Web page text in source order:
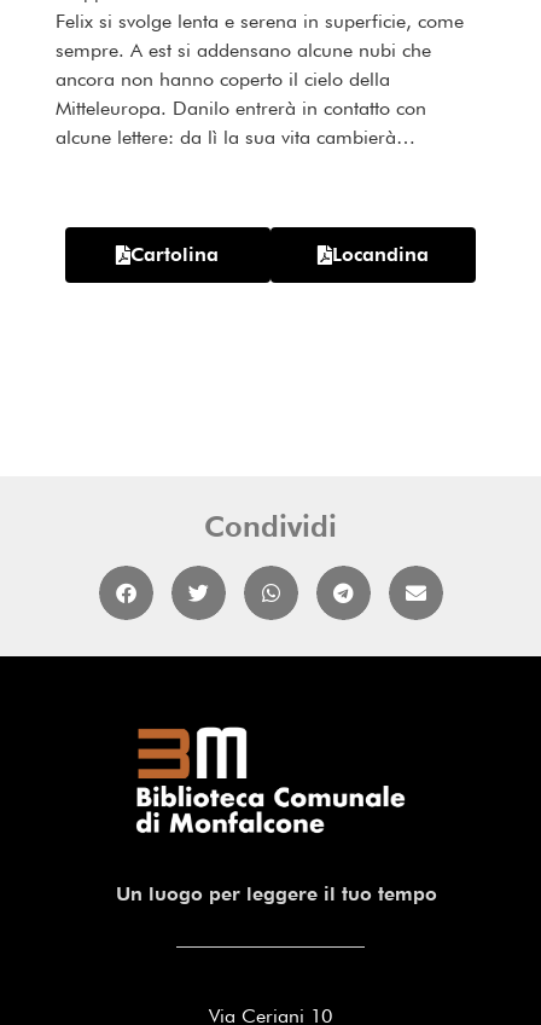
Felix si svolge lenta e serena in superficie, come
sempre. A est si addensano alcune nubi che
ancora non hanno coperto il cielo della
Mitteleuropa. Danilo entrerà in contatto con
alcune lettere: da lì la sua vita cambierà…
Cartolina Locandina
Condividi
Un luogo per leggere il tuo tempo
Via Ceriani 10